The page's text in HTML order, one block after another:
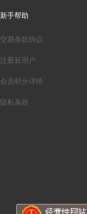
新手帮助
交易条款协议
注册新用户
会员积分详情
隐私条款